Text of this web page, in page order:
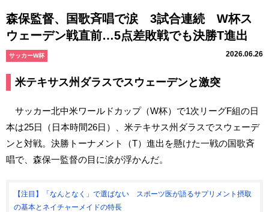
森保監督、国歌斉唱で涙 3試合連続 W杯ス
ウェーデン戦直前…5点差敗戦でも決勝T進出
サッカーW杯 2026.06.26
米テキサス州ダラスでスウェーデンと激突
サッカー北中米ワールドカップ（W杯）で1次リーグF組の日
本は25日（日本時間26日）、米テキサス州ダラスでスウェーデ
ンと対戦。決勝トーナメント（T）進出を懸けた一戦の国歌斉
唱で、森保一監督の目に涙が浮かんだ。
【注目】「なんとなく」で選ばない スポーツ医が語るサプリメント摂取
の基本とネイチャーメイドの特長